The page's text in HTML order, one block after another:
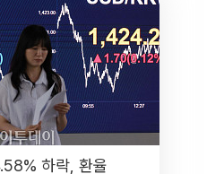
하락, 환율